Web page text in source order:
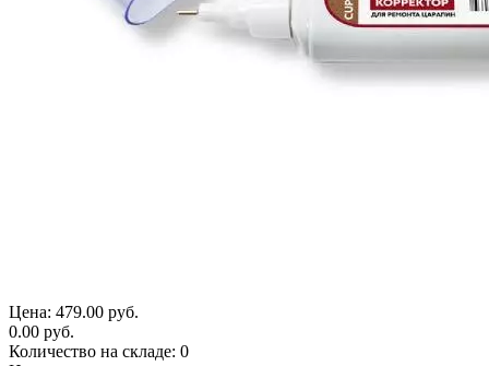
Цена: 479.00 руб.
0.00 руб.
Количество на складе: 0